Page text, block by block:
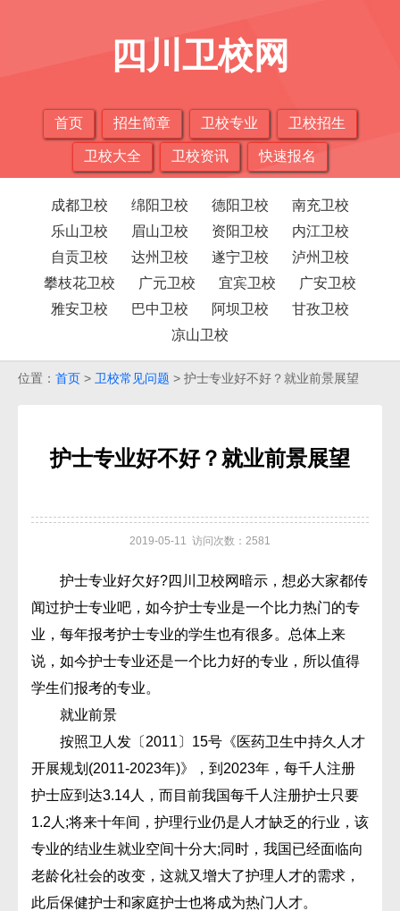
四川卫校网
首页 招生简章 卫校专业 卫校招生
卫校大全 卫校资讯 快速报名
成都卫校 绵阳卫校 德阳卫校
南充卫校
乐山卫校
眉山卫校 资阳卫校
内江卫校
自贡卫校
达州卫校 遂宁卫校
泸州卫校
攀枝花卫校
广元卫校 宜宾卫校
广安卫校
雅安卫校
巴中卫校 阿坝卫校
甘孜卫校
凉山卫校
位置： 首页 > 卫校常见问题 > 护士专业好不好？就业前景展望
护士专业好不好？就业前景展望
2019-05-11 访问次数：2581
护士专业好欠好?四川卫校网暗示，想必大家都传
闻过护士专业吧，如今护士专业是一个比力热门的专
业，每年报考护士专业的学生也有很多。总体上来
说，如今护士专业还是一个比力好的专业，所以值得
学生们报考的专业。
就业前景
按照卫人发〔2011〕15号《医药卫生中持久人才
开展规划(2011-2023年)》，到2023年，每千人注册
护士应到达3.14人，而目前我国每千人注册护士只要
1.2人;将来十年间，护理行业仍是人才缺乏的行业，该
专业的结业生就业空间十分大;同时，我国已经面临向
老龄化社会的改变，这就又增大了护理人才的需求，
此后保健护士和家庭护士也将成为热门人才。